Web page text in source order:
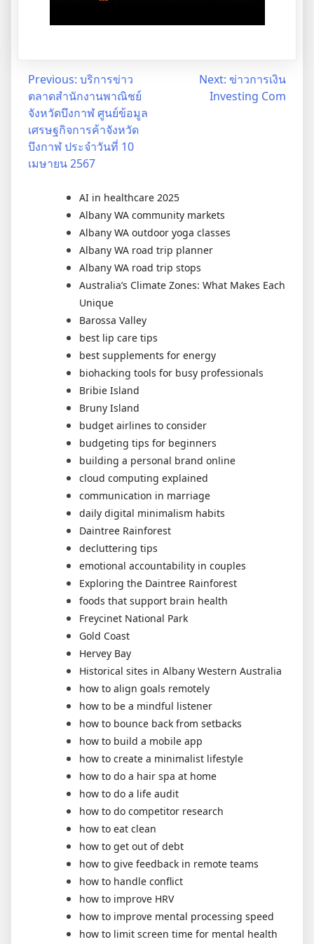
Post
navigation
Previous: บริการข่าว
ตลาดสำนักงานพาณิชย์
จังหวัดบึงกาฬ ศูนย์ข้อมูล
เศรษฐกิจการค้าจังหวัด
บึงกาฬ ประจำวันที่ 10
เมษายน 2567
Next: ข่าวการเงิน
Investing Com
AI in healthcare 2025
Albany WA community markets
Albany WA outdoor yoga classes
Albany WA road trip planner
Albany WA road trip stops
Australia’s Climate Zones: What Makes Each
Unique
Barossa Valley
best lip care tips
best supplements for energy
biohacking tools for busy professionals
Bribie Island
Bruny Island
budget airlines to consider
budgeting tips for beginners
building a personal brand online
cloud computing explained
communication in marriage
daily digital minimalism habits
Daintree Rainforest
decluttering tips
emotional accountability in couples
Exploring the Daintree Rainforest
foods that support brain health
Freycinet National Park
Gold Coast
Hervey Bay
Historical sites in Albany Western Australia
how to align goals remotely
how to be a mindful listener
how to bounce back from setbacks
how to build a mobile app
how to create a minimalist lifestyle
how to do a hair spa at home
how to do a life audit
how to do competitor research
how to eat clean
how to get out of debt
how to give feedback in remote teams
how to handle conflict
how to improve HRV
how to improve mental processing speed
how to limit screen time for mental health